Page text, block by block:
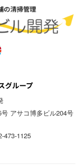
アサコ博多ビル204号
473-1125